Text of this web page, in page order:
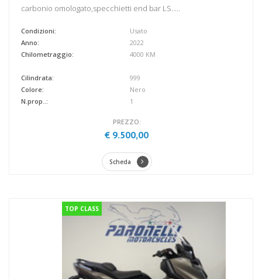
carbonio omologato,specchietti end bar LS.....
Condizioni:
Anno:
Chilometraggio:
Usato
2022
4000 KM
Cilindrata:
Colore:
N.prop..:
999
Nero
1
PREZZO:
€ 9.500,00
Scheda
TOP CLASS